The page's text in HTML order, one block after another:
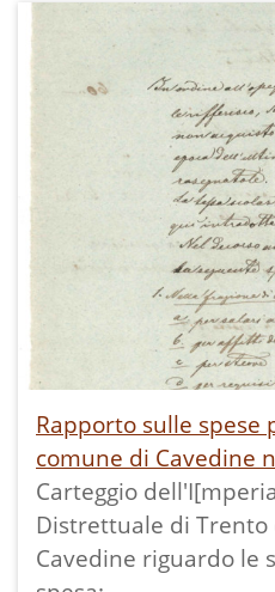
settentrione del
riparata perchè
- a quello di Stravino
e 20 calamai di
"due tavole nere"
- a quello di Vigo che
l'intollerabile abuso
fanciulli debba
Le spese erano a
Rapporto sulle spese
comune di Cavedine
Carteggio
Distrettuale di Trento
Cavedine riguardo le